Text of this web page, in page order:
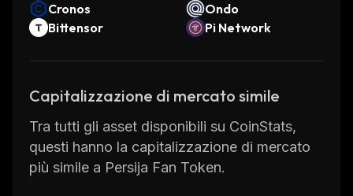
Cronos
Ondo
Bittensor
Pi Network
Capitalizzazione di mercato simile
Tra tutti gli asset disponibili su CoinStats,
questi hanno la capitalizzazione di mercato
più simile a Persija Fan Token.